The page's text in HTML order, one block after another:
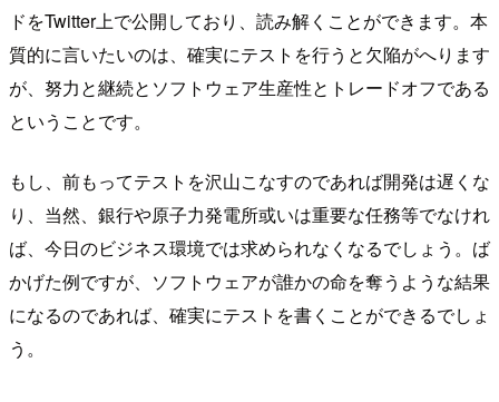
ドをTwitter上で公開しており、読み解くことができます。本
質的に言いたいのは、確実にテストを行うと欠陥がへります
が、努力と継続とソフトウェア生産性とトレードオフである
ということです。
もし、前もってテストを沢山こなすのであれば開発は遅くな
り、当然、銀行や原子力発電所或いは重要な任務等でなけれ
ば、今日のビジネス環境では求められなくなるでしょう。ば
かげた例ですが、ソフトウェアが誰かの命を奪うような結果
になるのであれば、確実にテストを書くことができるでしょ
う。